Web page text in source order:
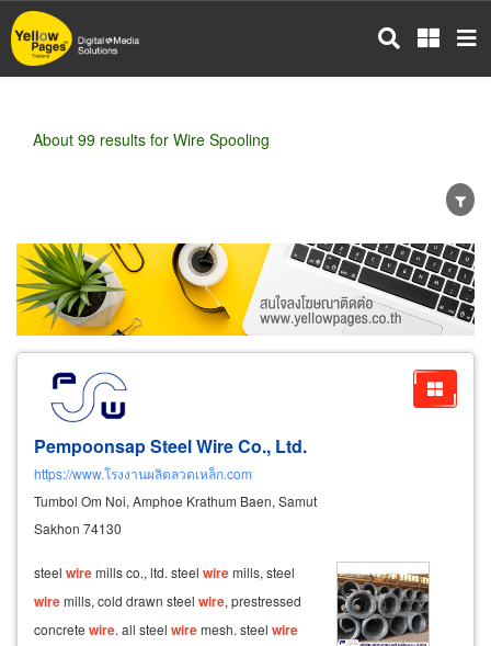
Skip
to
main
About 99 results for Wire Spooling
Wholesale Retail Manufacturer
Dealer
Exporter/Importer
Service Business
Pempoonsap Steel Wire Co., Ltd.
https://www.โรงงานผลิตลวดเหล็ก.com
Tumbol Om Noi, Amphoe Krathum Baen, Samut
Sakhon 74130
steel wiremills co., ltd. steel wiremills, steel
wiremills, cold drawn steel wire, prestressed
concrete wire. all steel wiremesh. steel wire